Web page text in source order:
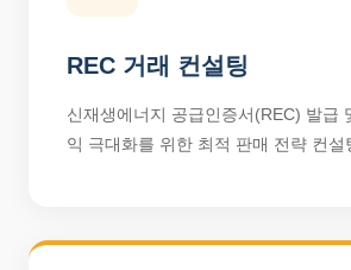
REC 거래 컨설팅
신재생에너지 공급인증서(REC) 발급
익 극대화를 위한 최적 판매 전략 컨설